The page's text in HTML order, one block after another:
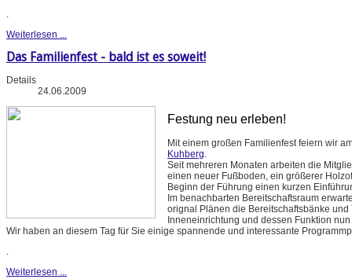
Weiterlesen ...
Das Familienfest - bald ist es soweit!
Details
24.06.2009
Festung neu erleben!
Mit einem großen Familienfest feiern wir
Kuhberg.
Seit mehreren Monaten arbeiten die
einen neuer Fußboden, ein größerer
Beginn der Führung einen kurzen
Im benachbarten Bereitschaftsraum
orignal Plänen die Bereitschaftsbänke
Inneneinrichtung und dessen Funktion
Wir haben an diesem Tag für Sie einige spannende und interessante
.
Weiterlesen ...